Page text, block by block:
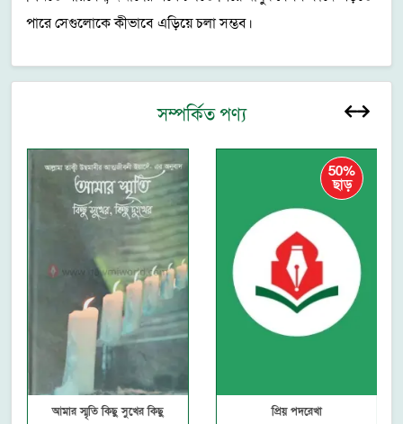
পারে সেগুলোকে কীভাবে এড়িয়ে চলা সম্ভব।
সম্পর্কিত পণ্য
আমার স্মৃতি কিছু সুখের কিছু
50%
ছাড়
প্রিয় পদরেখা